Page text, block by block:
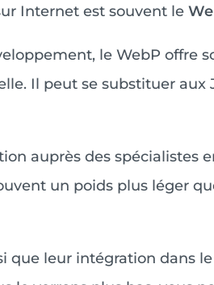
Internet est souvent le
le WebP offre
Il peut se substituer aux
auprès des spécialistes
un poids plus léger
que leur intégration dans